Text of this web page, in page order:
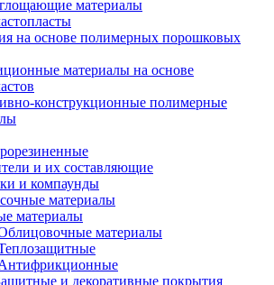
материалы
на основе полимерных порошковых
материалы на основе
конструкционные полимерные
и их составляющие
и компаунды
материалы
материалы
материалы
и декоративные покрытия